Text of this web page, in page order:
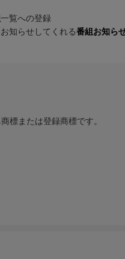
一覧への登録
知らせしてくれる番組お知ら
標または登録商標です。